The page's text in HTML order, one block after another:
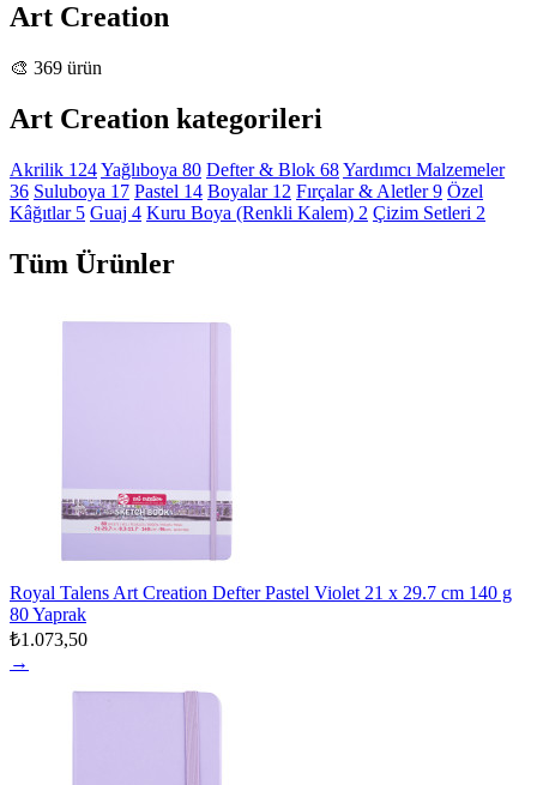
Art Creation
🎨 369 ürün
Art Creation kategorileri
Akrilik 124Yağlıboya 80 Defter & Blok 68Yardımcı Malzemeler
36 Suluboya 17 Pastel 14 Boyalar 12 Fırçalar & Aletler9 Özel
Kâğıtlar 5 Guaj 4 Kuru Boya (Renkli Kalem) 2 Çizim Setleri 2
Tüm Ürünler
Royal Talens Art Creation Defter Pastel Violet 21 x 29.7 cm 140 g
80 Yaprak
₺1.073,50
→